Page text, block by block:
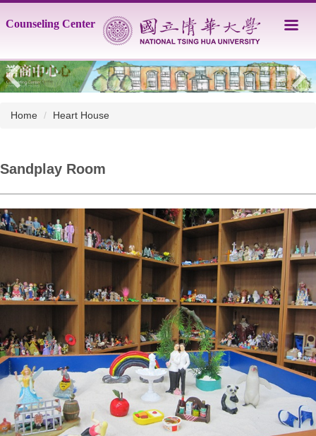
to
content
block
Counseling Center
Home Heart House
Sandplay Room